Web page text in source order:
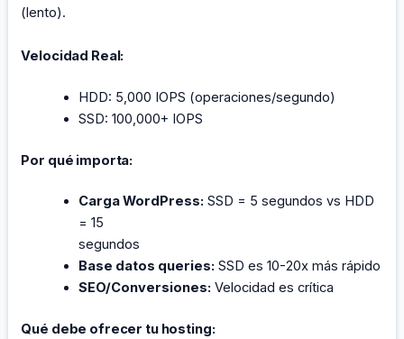
(lento).
Velocidad Real:
HDD: 5,000 IOPS (operaciones/segundo)
SSD: 100,000+ IOPS
Por qué importa:
Carga WordPress: SSD = 5 segundos vs HDD
= 15
segundos
Base datos queries: SSD es 10-20x más rápido
SEO/Conversiones: Velocidad es crítica
Qué debe ofrecer tu hosting: